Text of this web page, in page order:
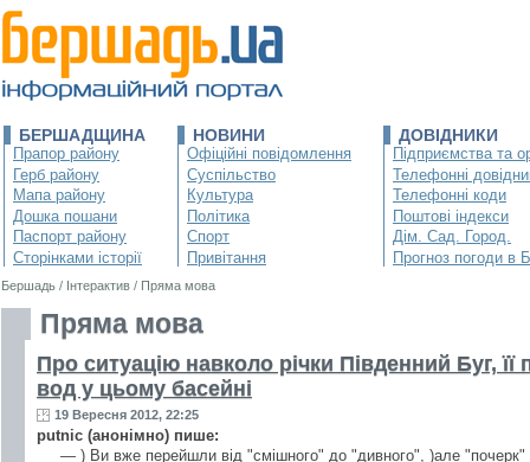
БЕРШАДЩИНА
Прапор району
Герб району
Мапа району
Дошка пошани
Паспорт району
Сторінками історії
НОВИНИ
Офіційні повідомлення
Суспільство
Культура
Політика
Спорт
Привітання
ДОВІДНИКИ
Підприємства та
Телефонні
Телефонні коди
Поштові індекси
Дім. Сад. Город.
Прогноз погоди в
Бершадь / Інтерактив / Пряма мова
Пряма мова
Про ситуацію навколо річки Південний Буг, її
вод у цьому басейні
19 Вересня 2012, 22:25
putnic (анонімно) пише:
— ) Ви вже перейшли від "смішного" до "дивного", )але "почерк"